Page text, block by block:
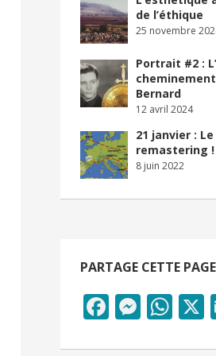
de l’éthique
25 novembre
Portrait #2 :
Bernard
12 avril 2024
21 janvier : Le
remastering !
8 juin 2022
PARTAGE CETTE